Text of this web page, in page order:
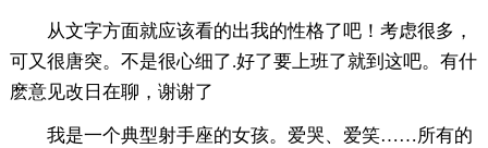
从文字方面就应该看的出我的性格了吧！考虑很多，
可又很唐突。不是很心细了.好了要上班了就到这吧。有什
麽意见改日在聊，谢谢了
我是一个典型射手座的女孩。爱哭、爱笑……所有的